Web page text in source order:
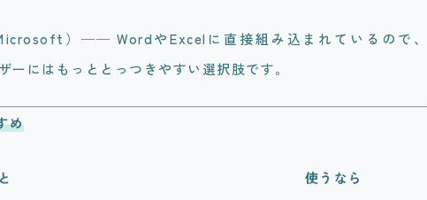
）── WordやExcelに直接組み込まれているので、
にはもっととっつきやすい選択肢です。
め
使うなら